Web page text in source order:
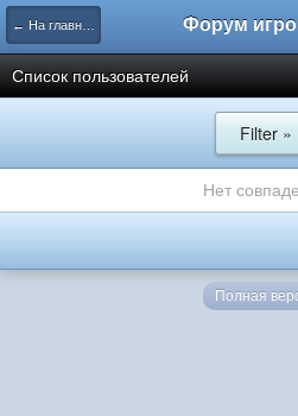
← На главную
Список пользователей
Filter »
Нет
Полная